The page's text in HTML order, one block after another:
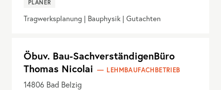
PLANER
Tragwerksplanung | Bauphysik | Gutachten
Öbuv. Bau-SachverständigenBüro
Thomas Nicolai
LEHMBAUFACHBETRIEB
14806 Bad Belzig